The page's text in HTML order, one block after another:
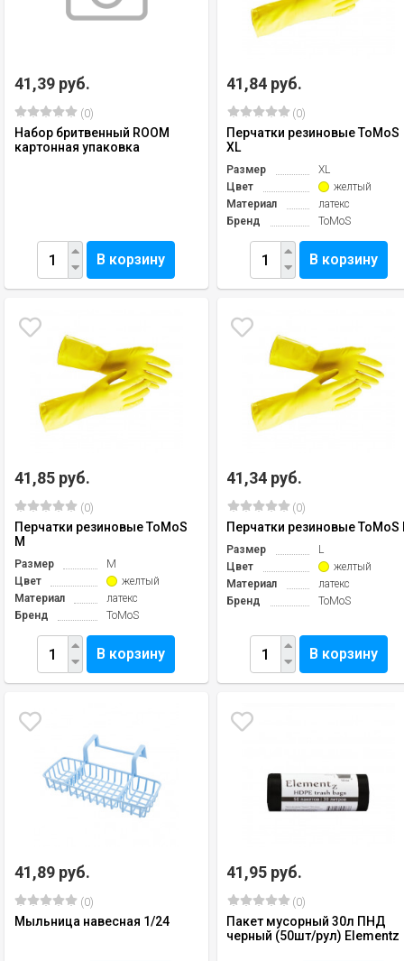
41,39 руб.
(0)
Набор бритвенный ROOM
картонная упаковка
В корзину
41,84 руб.
(0)
Перчатки резиновые ToMoS
XL
Размер
XL
Цвет
желтый
Материал
латекс
Бренд
ToMoS
В корзину
41,85 руб.
(0)
Перчатки резиновые ToMoS
M
Размер
M
Цвет
желтый
Материал
латекс
Бренд
ToMoS
В корзину
41,34 руб.
(0)
Перчатки резиновые ToMoS
Размер
L
Цвет
желтый
Материал
латекс
Бренд
ToMoS
В корзину
41,89 руб.
(0)
Мыльница навесная 1/24
41,95 руб.
(0)
Пакет мусорный 30л ПНД
черный (50шт/рул) Elementz